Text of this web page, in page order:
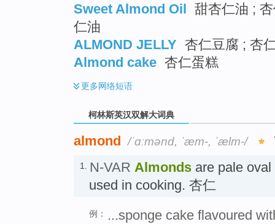
Sweet Almond Oil 甜杏仁油 ;
仁油
ALMOND JELLY 杏仁豆腐 ; 杏
Almond cake 杏仁蛋糕
更多网络短语
柯林斯英汉双解大词典
almond /ˈɑːmənd, ˈæm-, ˈælm-/
1. N-VAR Almonds are pale
used in cooking. 杏仁
例：
...sponge cake flavoured